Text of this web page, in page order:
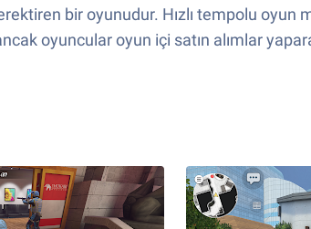
bir oyunudur. Hızlı tempolu oyun
oyuncular oyun içi satın alımlar